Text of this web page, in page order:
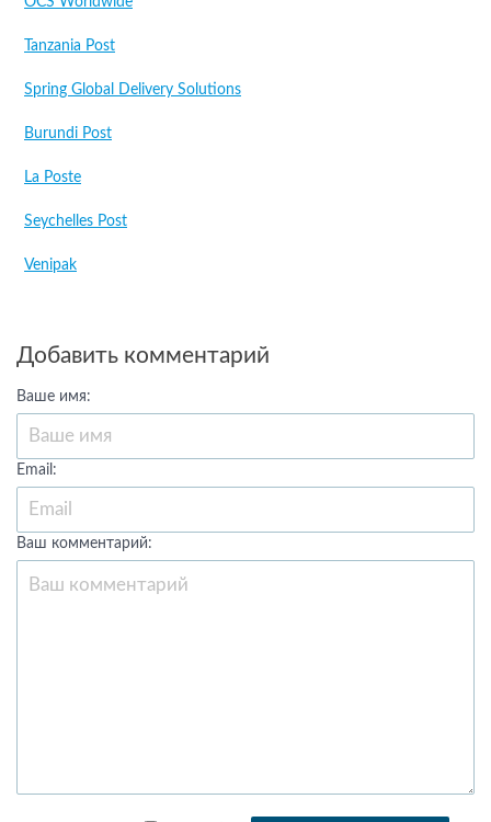
Tanzania Post
Spring Global Delivery Solutions
Burundi Post
La Poste
Seychelles Post
Venipak
Добавить комментарий
Ваше имя:
Email:
Ваш комментарий: